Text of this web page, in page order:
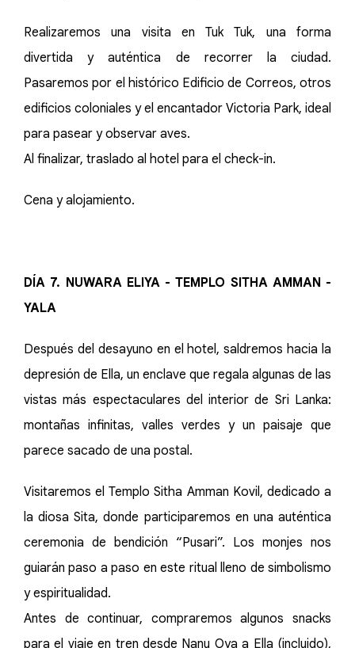
Realizaremos una visita en Tuk Tuk, una forma
divertida y auténtica de recorrer la ciudad.
Pasaremos por el histórico Edificio de Correos, otros
edificios coloniales y el encantador Victoria Park, ideal
para pasear y observar aves.
Al finalizar, traslado al hotel para el check-in.
Cena y alojamiento.
DÍA 7. NUWARA ELIYA - TEMPLO SITHA AMMAN -
YALA
Después del desayuno en el hotel, saldremos hacia la
depresión de Ella, un enclave que regala algunas de las
vistas más espectaculares del interior de Sri Lanka:
montañas infinitas, valles verdes y un paisaje que
parece sacado de una postal.
Visitaremos el Templo Sitha Amman Kovil, dedicado a
la diosa Sita, donde participaremos en una auténtica
ceremonia de bendición “Pusari”. Los monjes nos
guiarán paso a paso en este ritual lleno de simbolismo
y espiritualidad.
Antes de continuar, compraremos algunos snacks
para el viaje en tren desde Nanu Oya a Ella (incluido),